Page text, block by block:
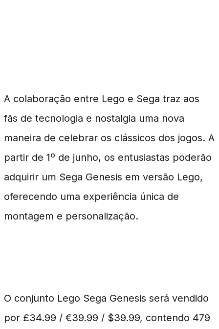
A colaboração entre Lego e Sega traz aos
fãs de tecnologia e nostalgia uma nova
maneira de celebrar os clássicos dos jogos. A
partir de 1º de junho, os entusiastas poderão
adquirir um Sega Genesis em versão Lego,
oferecendo uma experiência única de
montagem e personalização.
O conjunto Lego Sega Genesis será vendido
por £34.99 / €39.99 / $39.99, contendo 479